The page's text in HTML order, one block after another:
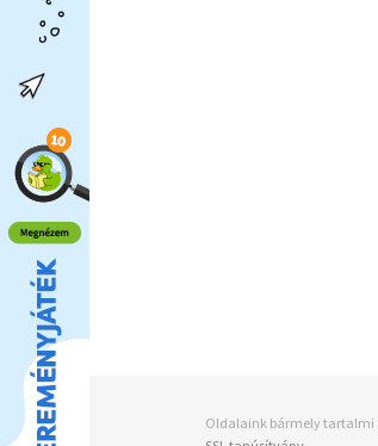
Oldalaink bármely tartalmi